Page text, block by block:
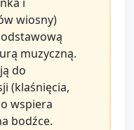
wiosny)
muzyczną.
do
(klaśnięcia,
wspiera
bodźce.